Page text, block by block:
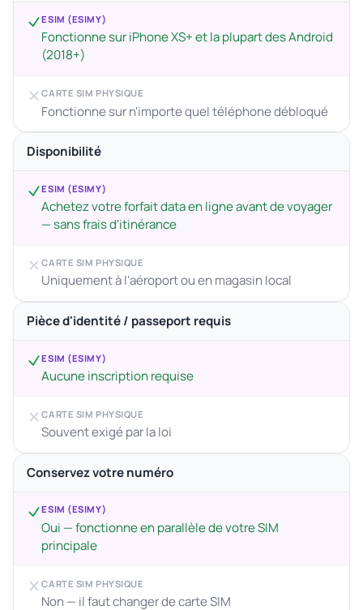
ESIM (ESIMY)
Fonctionne sur iPhone XS+ et la plupart des Android
(2018+)
CARTE SIM PHYSIQUE
Fonctionne sur n'importe quel téléphone débloqué
Disponibilité
ESIM (ESIMY)
Achetez votre forfait data en ligne avant de voyager
— sans frais d'itinérance
CARTE SIM PHYSIQUE
Uniquement à l'aéroport ou en magasin local
Pièce d'identité / passeport requis
ESIM (ESIMY)
Aucune inscription requise
CARTE SIM PHYSIQUE
Souvent exigé par la loi
Conservez votre numéro
ESIM (ESIMY)
Oui — fonctionne en parallèle de votre SIM
principale
CARTE SIM PHYSIQUE
Non — il faut changer de carte SIM